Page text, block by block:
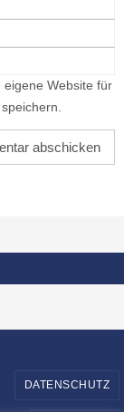
eigene Website für
DATENSCHUTZ